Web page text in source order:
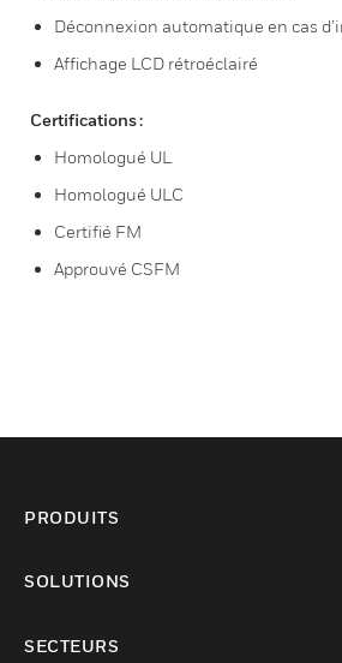
Déconnexion automatique en cas
Affichage LCD rétroéclairé
Certifications :
Homologué UL
Homologué ULC
Certifié FM
Approuvé CSFM
PRODUITS
SOLUTIONS
SECTEURS